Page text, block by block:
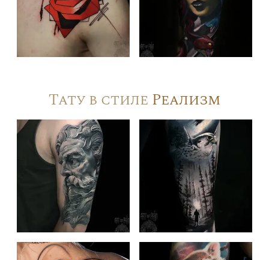
Тату в стиле Реализм